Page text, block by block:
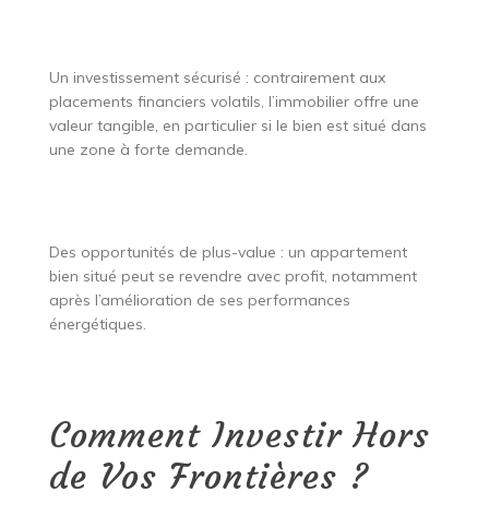
Un investissement sécurisé : contrairement aux
placements financiers volatils, l’immobilier offre une
valeur tangible, en particulier si le bien est situé dans
une zone à forte demande.
Des opportunités de plus-value : un appartement
bien situé peut se revendre avec profit, notamment
après l’amélioration de ses performances
énergétiques.
Comment Investir Hors
de Vos Frontières ?